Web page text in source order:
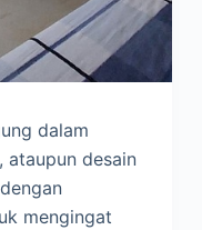
dalam
ataupun desain
mengingat